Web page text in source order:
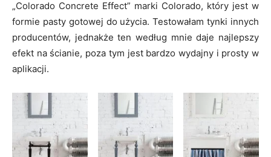
„Colorado Concrete Effect” marki Colorado, który jest w
formie pasty gotowej do użycia. Testowałam tynki innych
producentów, jednakże ten według mnie daje najlepszy
efekt na ścianie, poza tym jest bardzo wydajny i prosty w
aplikacji.